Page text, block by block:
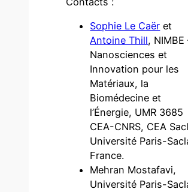
Sophie Le Caër et
Antoine Thill, NIMBE
Nanosciences et
Innovation pour les
Matériaux, la
Biomédecine et
l’Énergie, UMR 3685
CEA-CNRS, CEA
Université Paris-
France.
Mehran Mostafavi,
Université Paris-